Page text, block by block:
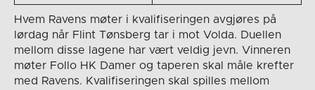
Hvem Ravens møter i kvalifiseringen avgjøres på
lørdag når Flint Tønsberg tar i mot Volda. Duellen
mellom disse lagene har vært veldig jevn. Vinneren
møter Follo HK Damer og taperen skal måle krefter
med Ravens. Kvalifiseringen skal spilles mellom